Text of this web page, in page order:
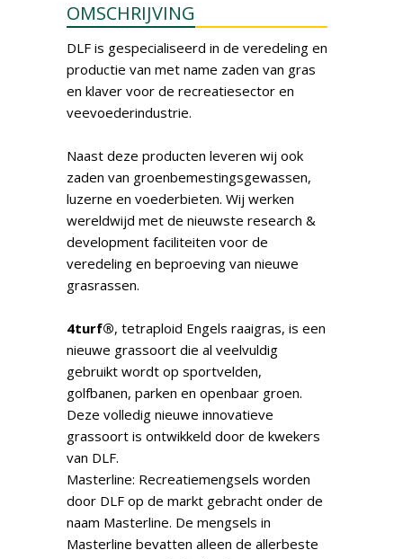
OMSCHRIJVING
DLF is gespecialiseerd in de veredeling en
productie van met name zaden van gras
en klaver voor de recreatiesector en
veevoederindustrie.
Naast deze producten leveren wij ook
zaden van groenbemestingsgewassen,
luzerne en voederbieten. Wij werken
wereldwijd met de nieuwste research &
development faciliteiten voor de
veredeling en beproeving van nieuwe
grasrassen.
4turf®, tetraploid Engels raaigras, is een
nieuwe grassoort die al veelvuldig
gebruikt wordt op sportvelden,
golfbanen, parken en openbaar groen.
Deze volledig nieuwe innovatieve
grassoort is ontwikkeld door de kwekers
van DLF.
Masterline: Recreatiemengsels worden
door DLF op de markt gebracht onder de
naam Masterline. De mengsels in
Masterline bevatten alleen de allerbeste